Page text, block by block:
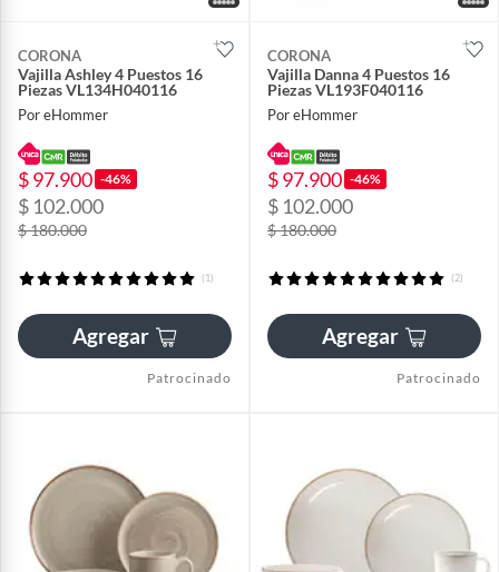
CORONA
Vajilla Ashley 4 Puestos 16
Piezas VL134H040116
Por eHommer
$ 97.900 -46%
$ 102.000
$ 180.000
(1)
Agregar
Patrocinado
CORONA
Vajilla Danna 4 Puestos 16
Piezas VL193F040116
Por eHommer
$ 97.900 -46%
$ 102.000
$ 180.000
(2)
Agregar
Patrocinado